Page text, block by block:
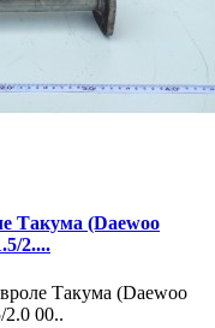
Такума (Daewoo
2....
Такума (Daewoo
2.0 00..